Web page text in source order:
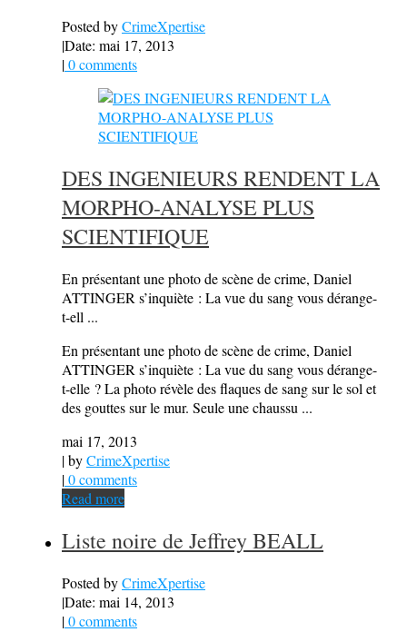
Posted byCrimeXpertise
|Date: mai 17, 2013
|0 comments
DES INGENIEURS RENDENT LA
MORPHO-ANALYSE PLUS
SCIENTIFIQUE
En présentant une photo de scène de crime, Daniel
ATTINGER s’inquiète : La vue du sang vous dérange-
t-ell ...
En présentant une photo de scène de crime, Daniel
ATTINGER s’inquiète : La vue du sang vous dérange-
t-elle ? La photo révèle des flaques de sang sur le sol et
des gouttes sur le mur. Seule une chaussu ...
mai 17, 2013
| byCrimeXpertise
|0 comments
Read more
Liste noire de Jeffrey BEALL
Posted byCrimeXpertise
|Date: mai 14, 2013
|0 comments